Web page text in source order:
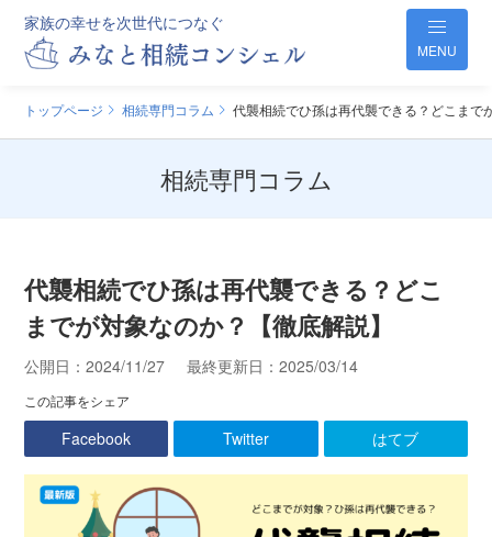
家族の幸せを次世代につなぐ
MENU
トップページ 相続専門コラム 代襲相続でひ孫は再代襲できる？どこまで
相続専門コラム
代襲相続でひ孫は再代襲できる？どこ
までが対象なのか？【徹底解説】
公開日：2024/11/27 最終更新日：2025/03/14
この記事をシェア
Facebook Twitter はてブ